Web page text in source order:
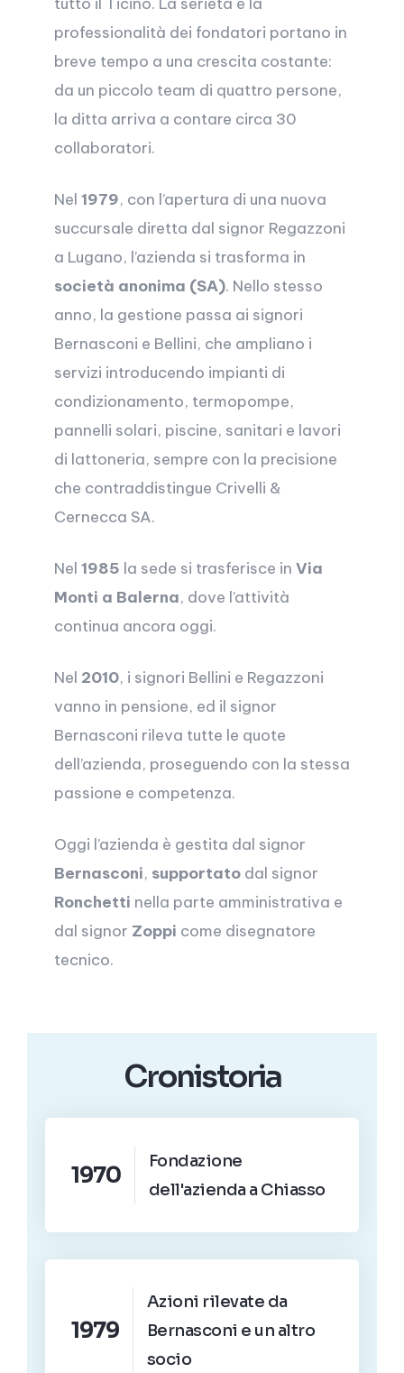
professionalità dei fondatori portano in
breve tempo a una crescita costante:
da un piccolo team di quattro persone,
la ditta arriva a contare circa 30
collaboratori.
Nel 1979, con l’apertura di una nuova
succursale diretta dal signor Regazzoni
a Lugano, l’azienda si trasforma in
società anonima (SA). Nello stesso
anno, la gestione passa ai signori
Bernasconi e Bellini, che ampliano i
servizi introducendo impianti di
condizionamento, termopompe,
pannelli solari, piscine, sanitari e lavori
di lattoneria, sempre con la precisione
che contraddistingue Crivelli &
Cernecca SA.
Nel 1985 la sede si trasferisce in Via
Monti a Balerna, dove l’attività
continua ancora oggi.
Nel 2010, i signori Bellini e Regazzoni
vanno in pensione, ed il signor
Bernasconi rileva tutte le quote
dell’azienda, proseguendo con la stessa
passione e competenza.
Oggi l’azienda è gestita dal signor
Bernasconi, supportato dal signor
Ronchetti nella parte amministrativa e
dal signor Zoppi come disegnatore
tecnico.
Cronistoria
1970
Fondazione
dell'azienda a Chiasso
1979
Azioni rilevate da
Bernasconi e un altro
socio